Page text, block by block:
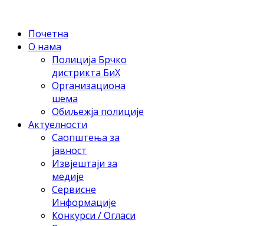
Почетна
О нама
Полиција Брчко
дистрикта БиХ
Организациона
шема
Обиљежја полиције
Актуелности
Саопштења за
јавност
Извјештаји за
медије
Сервисне
Информације
Конкурси / Огласи